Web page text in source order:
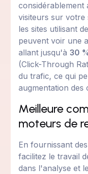
considérablement
visiteurs sur votre
les sites utilisant
peuvent voir une
allant jusqu'à 30
(Click-Through
du trafic, ce qui
augmentation des
Meilleure
moteurs de
En fournissant
facilitez le travail
dans l'analyse et le